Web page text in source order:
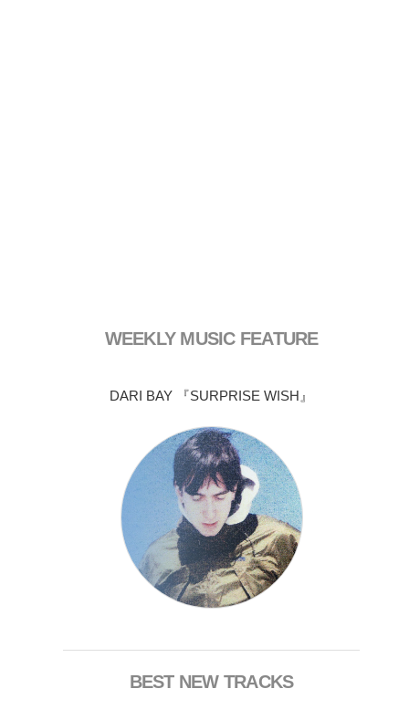
WEEKLY MUSIC FEATURE
DARI BAY 『SURPRISE WISH』
BEST NEW TRACKS